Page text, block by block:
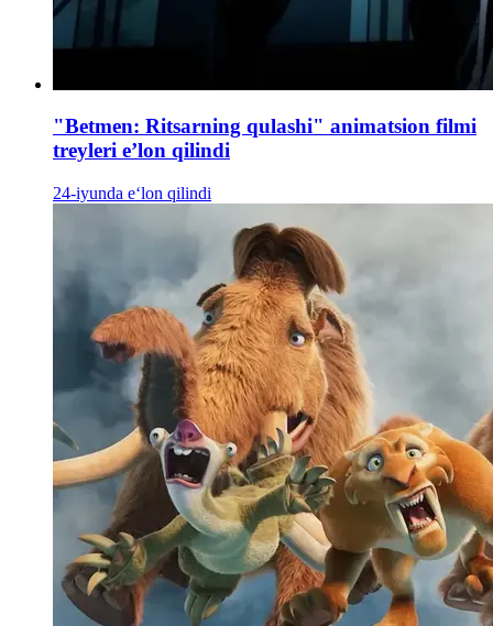
"Betmen: Ritsarning qulashi" animatsion filmi
treyleri e’lon qilindi
24-iyunda e‘lon qilindi